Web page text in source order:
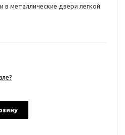
в металлические двери легкой